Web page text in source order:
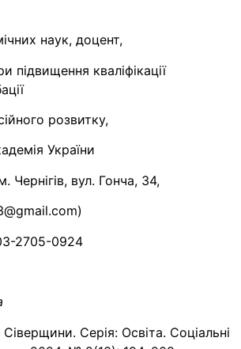
наук, доцент,
підвищення кваліфікації
розвитку,
України
Чернігів, вул. Гонча, 34,
2705-0924
Серія: Освіта. Соціальні